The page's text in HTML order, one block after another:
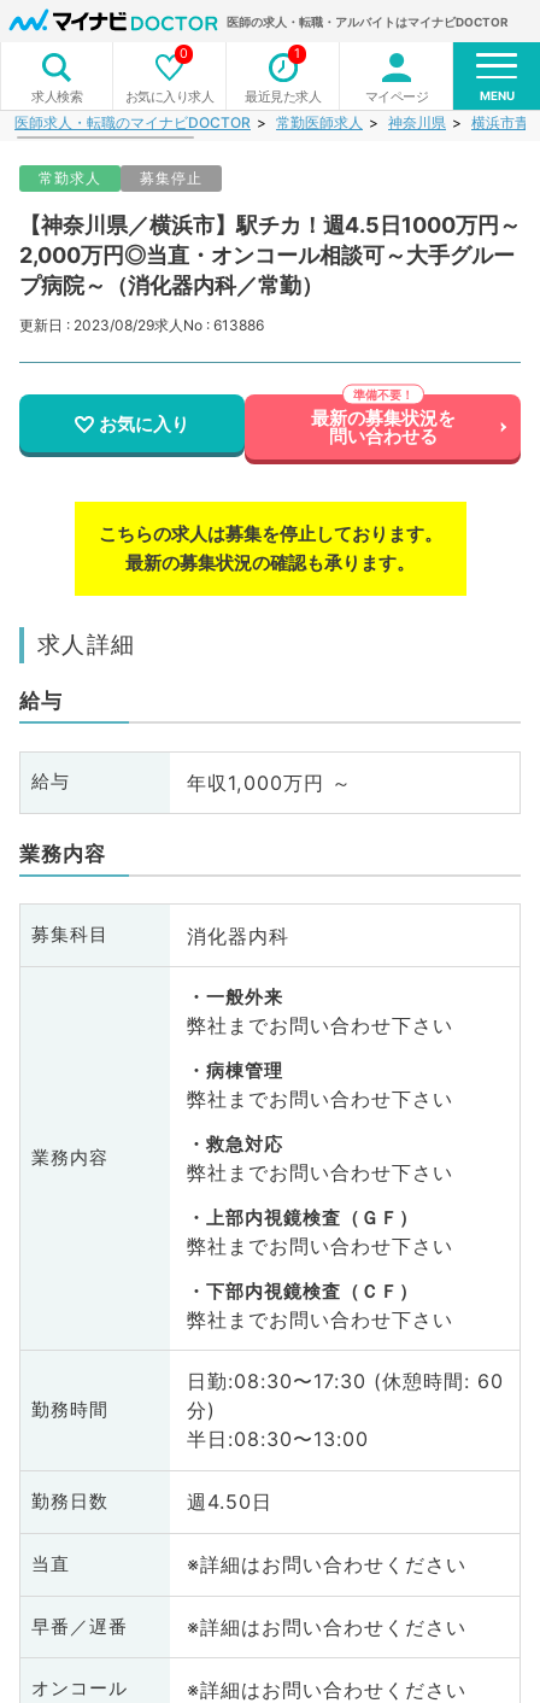
医師の求人・転職・アルバイトはマイナビDOCTOR
求人検索 お気に入り求人
0
最近見た求人
1
マイページ MENU
医師求人・転職のマイナビDOCTOR 常勤医師求人 神奈川県 横浜市青
常勤求人 募集停止
【神奈川県／横浜市】駅チカ！週4.5日1000万円～
2,000万円◎当直・オンコール相談可～大手グルー
プ病院～（消化器内科／常勤）
更新日 : 2023/08/29求人No : 613886
お気に入り 最新の募集状況を
問い合わせる
こちらの求人は募集を停止しております。
最新の募集状況の確認も承ります。
求人詳細
給与
給与 年収1,000万円 ～
業務内容
募集科目 消化器内科
業務内容
一般外来
弊社までお問い合わせ下さい
病棟管理
弊社までお問い合わせ下さい
救急対応
弊社までお問い合わせ下さい
上部内視鏡検査（ＧＦ）
弊社までお問い合わせ下さい
下部内視鏡検査（ＣＦ）
弊社までお問い合わせ下さい
勤務時間
日勤:08:30〜17:30 (休憩時間: 60
分)
半日:08:30〜13:00
勤務日数 週4.50日
当直 ※詳細はお問い合わせください
早番／遅番 ※詳細はお問い合わせください
オンコール ※詳細はお問い合わせください